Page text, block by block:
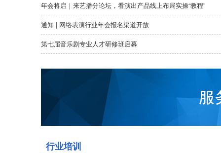
年会将启｜来艺播分论坛，看演出产品线上布局实操“教程”
通知 | 网络表演行业年会报名渠道开放
第七届音乐剧专业人才研修班启幕
行业培训